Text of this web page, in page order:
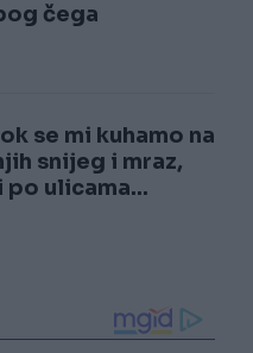
čega
se mi kuhamo na
snijeg i mraz,
po ulicama...